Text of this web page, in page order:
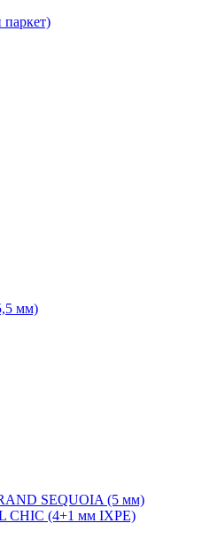
мм)
SEQUOIA (5 мм)
CHIC (4+1 мм IXPE)